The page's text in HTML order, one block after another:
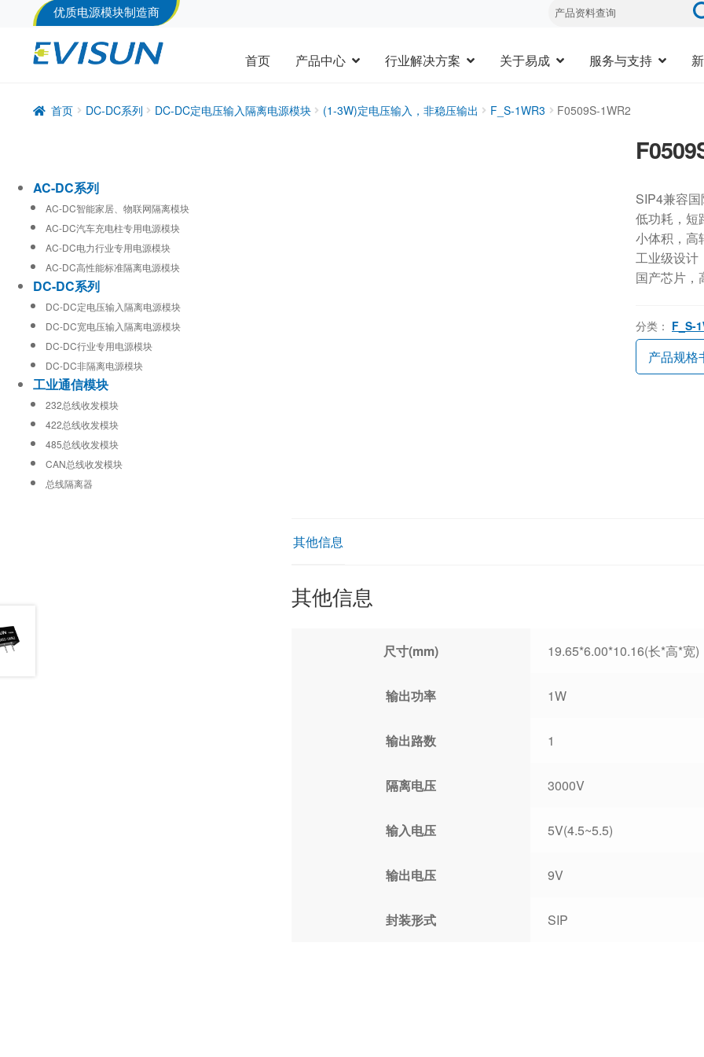
优质电源模块制造商
首页 产品中心 行业解决方案 关于易成 服务与支持
首页 DC-DC系列 DC-DC定电压输入隔离电源模块 (1-3W)定电压输入，非稳压输出 F_S-1WR3 F0509S-1WR2
SIP4兼容
低功耗，短
小体积，高
工业级设计
国产芯片，
分类： F_S-
产品规格
其他信息
其他信息
尺寸(mm) 19.65*6.00*10.16(长*高*宽)
输出功率 1W
输出路数 1
隔离电压 3000V
输入电压 5V(4.5~5.5)
输出电压 9V
封装形式 SIP
AC-DC系列
AC-DC智能家居、物联网隔离模块
AC-DC汽车充电柱专用电源模块
AC-DC电力行业专用电源模块
AC-DC高性能标准隔离电源模块
DC-DC系列
DC-DC定电压输入隔离电源模块
DC-DC宽电压输入隔离电源模块
DC-DC行业专用电源模块
DC-DC非隔离电源模块
工业通信模块
232总线收发模块
422总线收发模块
485总线收发模块
CAN总线收发模块
总线隔离器